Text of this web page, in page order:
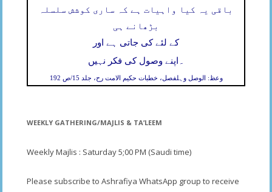
باقی یہ کیا واہیات ہے کہ ساری کوشش سلسلہ
بڑھانے ہی
کے لئے کی جاتی ہے اور
اپنے وصول کی فکر نہیں ۔
وعظ: الوصل وہلفصل، خطبات حکیم الامت رح، جلد 15/ص 192
WEEKLY GATHERING/MAJLIS & TA’LEEM
Weekly Majlis : Saturday 5;00 PM (Saudi time)
Please subscribe to Ashrafiya WhatsApp group to receive